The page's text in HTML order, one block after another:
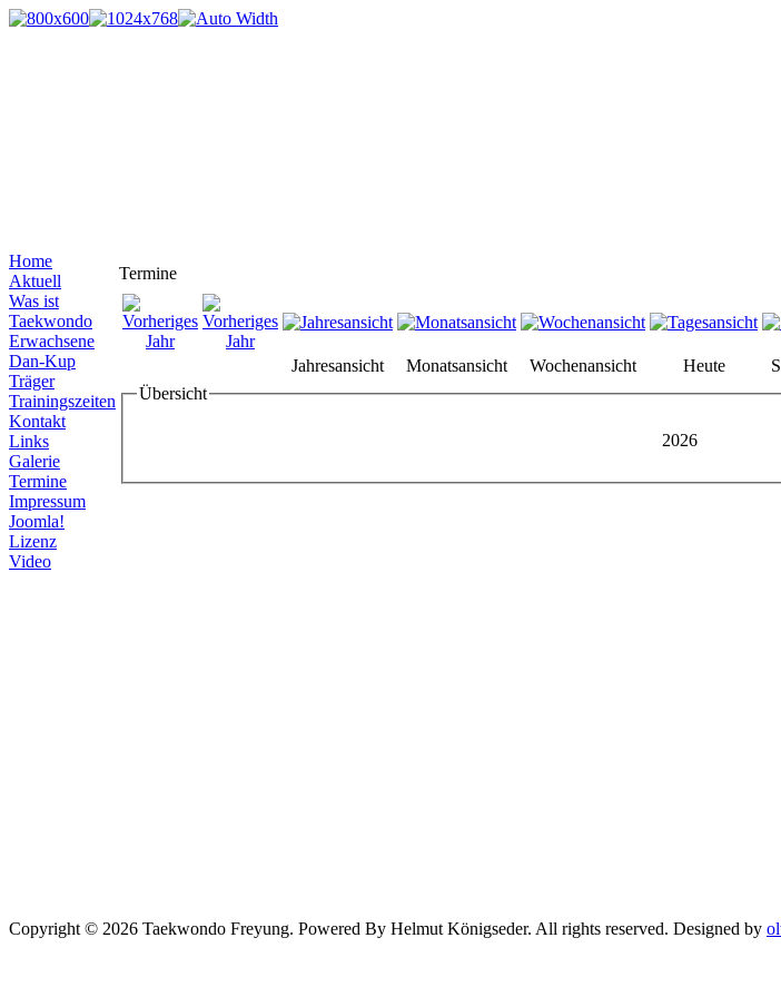
Home
Aktuell
Was ist
Taekwondo
Erwachsene
Dan-Kup
Träger
Trainingszeiten
Kontakt
Links
Galerie
Termine
Impressum
Joomla!
Lizenz
Video
Termine
Jahresansicht Monatsansicht Wochenansicht Heute
Übersicht
2026
Copyright © 2026 Taekwondo Freyung. Powered By Helmut Königseder. All rights reserved. Designed by